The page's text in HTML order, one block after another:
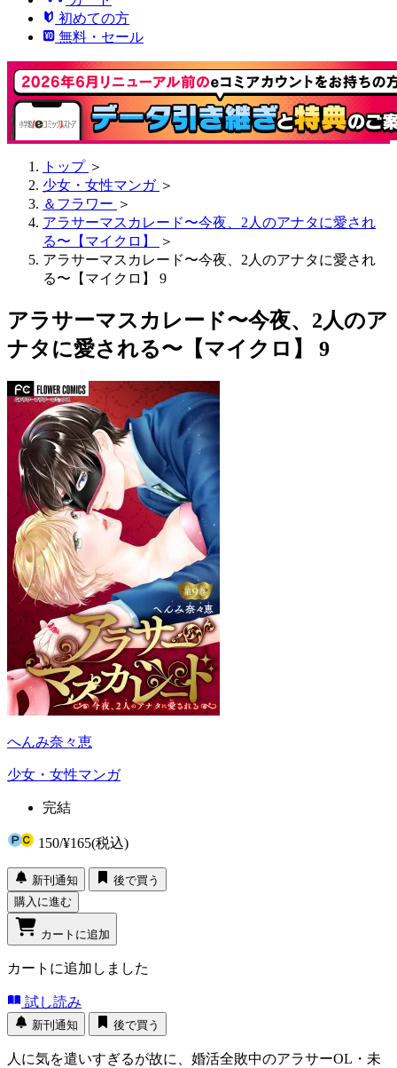
初めての方
無料・セール
トップ ＞
少女・女性マンガ ＞
＆フラワー ＞
アラサーマスカレード〜今夜、2人のアナタに愛され
る〜【マイクロ】
＞
アラサーマスカレード〜今夜、2人のアナタに愛され
る〜【マイクロ】 9
アラサーマスカレード〜今夜、2人のア
ナタに愛される〜【マイクロ】 9
へんみ奈々恵
少女・女性マンガ
完結
150/¥165(税込)
新刊通知
後で買う
購入に進む
カートに追加
カートに追加しました
試し読み
新刊通知 後で買う
人に気を遣いすぎるが故に、婚活全敗中のアラサーOL・未